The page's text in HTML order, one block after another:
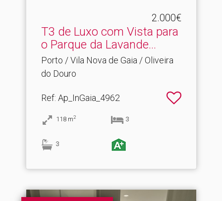
2.000€
T3 de Luxo com Vista para
o Parque da Lavande.​..
Porto / Vila Nova de Gaia / Oliveira
do Douro
Ref: Ap_InGaia_4962
118 m2 3
3